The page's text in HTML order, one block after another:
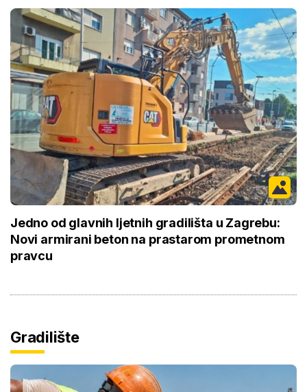
Jedno od glavnih ljetnih gradilišta u Zagrebu:
Novi armirani beton na prastarom prometnom
pravcu
Gradilište